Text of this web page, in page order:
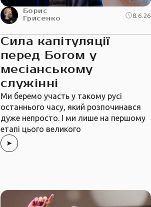
Борис
Грисенко
8.6.26
Сила капітуляції
перед Богом у
месіанському
служінні
Ми беремо участь у такому русі
останнього часу, який розпочинався
дуже непросто. І ми лише на першому
етапі цього великого